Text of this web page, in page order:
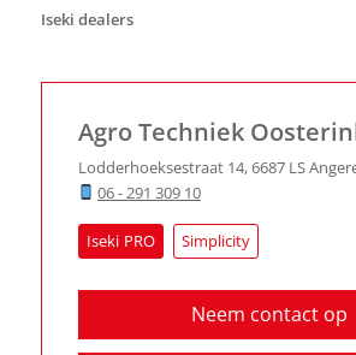
Iseki dealers
Agro Techniek
Lodderhoeksestraat 14,6687 LS
06 - 291 309 10
Iseki Simplicity
Neem contact op